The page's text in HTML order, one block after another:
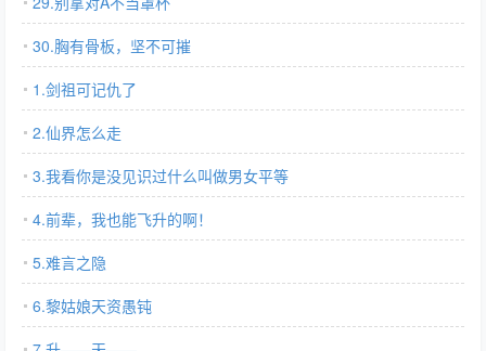
30.胸有骨板，坚不可摧
1.剑祖可记仇了
2.仙界怎么走
3.我看你是没见识过什么叫做男女平等
4.前辈，我也能飞升的啊！
5.难言之隐
6.黎姑娘天资愚钝